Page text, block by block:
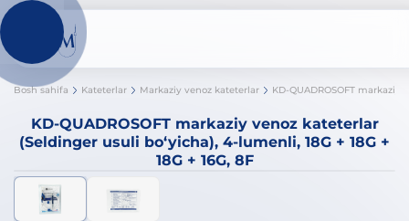
Bosh sahifa Kateterlar Markaziy venoz kateterlar
KD-QUADROSOFT markaziy venoz kateterlar
(Seldinger usuli bo‘yicha), 4-lumenli, 18G + 18G +
18G + 16G, 8F